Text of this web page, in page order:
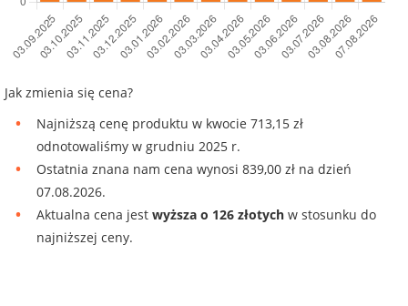
Jak zmienia się cena?
Najniższą cenę produktu w kwocie 713,15 zł
odnotowaliśmy w grudniu 2025 r.
Ostatnia znana nam cena wynosi 839,00 zł na dzień
07.08.2026.
Aktualna cena jest wyższa o 126 złotych w stosunku do
najniższej ceny.